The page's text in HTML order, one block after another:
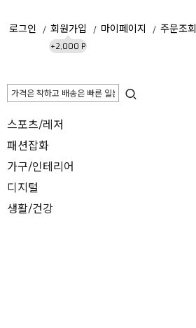
로그인 회원가입
+2,000 P
마이페이지 주문조회
스포츠/레저
패션잡화
가구/인테리어
디지털
생활/건강